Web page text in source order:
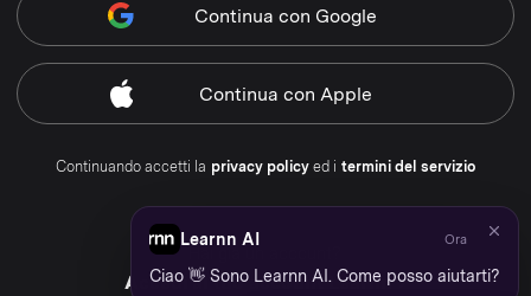
Continua con Google
Continua con Apple
Continuando accetti la privacy policy ed i termini del servizio
Accedi al tuo account Learnn
Learnn AI Ora
Ciao 👋 Sono Learnn AI. Come posso aiutarti?